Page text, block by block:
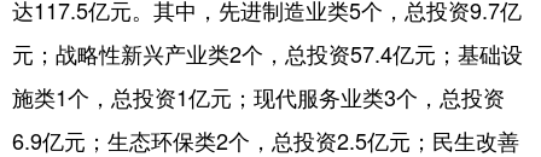
山东 河南 湖北 湖南
广东 广西 海南 重庆
四川 贵州 云南 西藏
达117.5亿元。其中，先进制造业类5个，总投资9.7亿
元；战略性新兴产业类2个，总投资57.4亿元；基础设
施类1个，总投资1亿元；现代服务业类3个，总投资
6.9亿元；生态环保类2个，总投资2.5亿元；民生改善